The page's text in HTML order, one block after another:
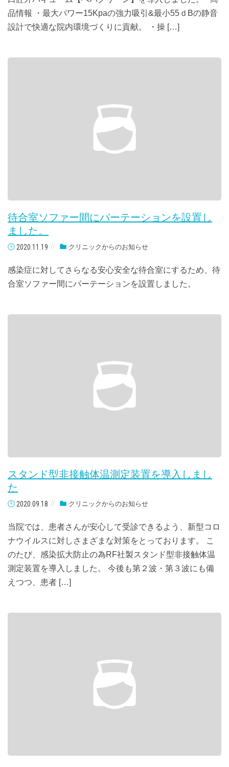
品情報 ・最大パワー15Kpaの強力吸引&最小55ｄBの静音
設計で快適な院内環境づくりに貢献。 ・操 […]
待合室ソファー間にパーテーションを設置し
ました。
2020.11.19 クリニックからのお知らせ
感染症に対してさらなる安心安全な待合室にするため、待
合室ソファー間にパーテーションを設置しました。
スタンド型非接触体温測定装置を導入しまし
た
2020.09.18 クリニックからのお知らせ
当院では、患者さんが安心して受診できるよう、新型コロ
ナウイルスに対しさまざまな対策をとっております。 こ
のたび、感染拡大防止の為RF社製スタンド型非接触体温
測定装置を導入しました。 今後も第２波・第３波にも備
えつつ、患者 […]